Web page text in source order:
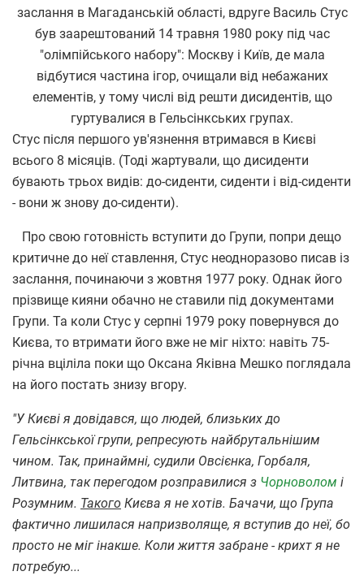
заслання в Магаданській області, вдруге Василь Стус
був заарештований 14 травня 1980 року під час
"олімпійського набору": Москву і Київ, де мала
відбутися частина ігор, очищали від небажаних
елементів, у тому числі від решти дисидентів, що
гуртувалися в Гельсінкських групах.
Стус після першого ув'язнення втримався в Києві
всього 8 місяців. (Тоді жартували, що дисиденти
бувають трьох видів: до-сиденти, сиденти і від-сиденти
- вони ж знову до-сиденти).
Про свою готовність вступити до Групи, попри дещо
критичне до неї ставлення, Стус неодноразово писав із
заслання, починаючи з жовтня 1977 року. Однак його
прізвище кияни обачно не ставили під документами
Групи. Та коли Стус у серпні 1979 року повернувся до
Києва, то втримати його вже не міг ніхто: навіть 75-
річна вціліла поки що Оксана Яківна Мешко поглядала
на його постать знизу вгору.
"У Києві я довідався, що людей, близьких до
Гельсінкської групи, репресують найбрутальнішим
чином. Так, принаймні, судили Овсієнка, Горбаля,
Литвина, так перегодом розправилися з Чорноволом і
Розумним. Такого Києва я не хотів. Бачачи, що Група
фактично лишилася напризволяще, я вступив до неї, бо
просто не міг інакше. Коли життя забране - крихт я не
потребую...